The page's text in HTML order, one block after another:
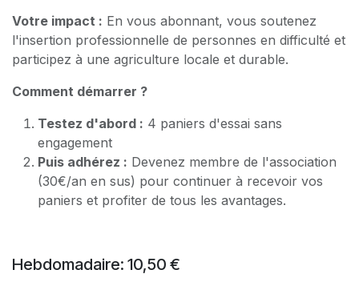
Votre impact : En vous abonnant, vous soutenez
l'insertion professionnelle de personnes en difficulté et
participez à une agriculture locale et durable.
Comment démarrer ?
Testez d'abord : 4 paniers d'essai sans
engagement
Puis adhérez : Devenez membre de l'association
(30€/an en sus) pour continuer à recevoir vos
paniers et profiter de tous les avantages.
Hebdomadaire: 10,50 €